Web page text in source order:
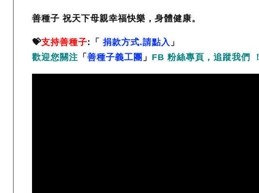
善種子 祝天下母親幸福快樂，身體健康。
💝支持善種子:「 捐款方式.請點入 」
歡迎您關注 「 善種子義工團 」 FB 粉絲專頁，追蹤我們 ！